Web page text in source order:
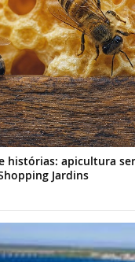
histórias: apicultura
Jardins